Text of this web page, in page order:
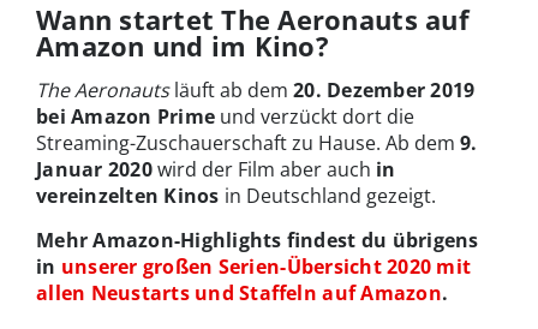
Wann startet The Aeronauts auf
Amazon und im Kino?
The Aeronautsläuft ab dem 20. Dezember 2019
bei Amazon Prime und verzückt dort die
Streaming-Zuschauerschaft zu Hause. Ab dem 9.
Januar 2020wird der Film aber auch in
vereinzelten Kinos in Deutschland gezeigt.
Mehr Amazon-Highlights findest du übrigens
in unserer großen Serien-Übersicht 2020 mit
allen Neustarts und Staffeln auf Amazon.